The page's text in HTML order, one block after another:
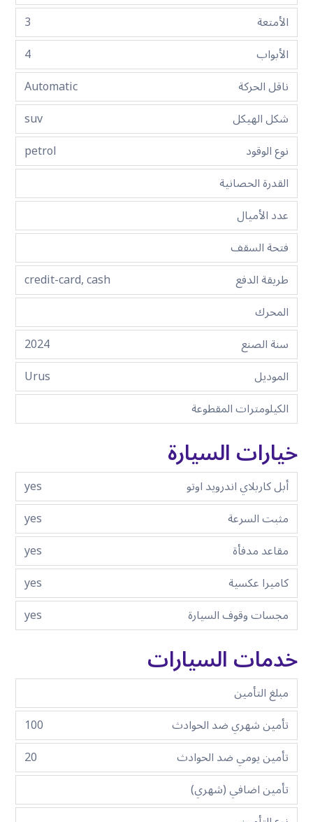
الأمتعة
3
الأبواب
4
ناقل الحركة
Automatic
شكل الهيكل
suv
نوع الوقود
petrol
القدرة الحصانية
عدد الأميال
فتحة السقف
طريقة الدفع
credit-card, cash
المحرك
سنة الصنع
2024
الموديل
Urus
الكيلومترات المقطوعة
خيارات السيارة
أبل كاربلاي اندرويد اوتو
yes
مثبت السرعة
yes
مقاعد مدفأة
yes
كاميرا عكسية
yes
مجسات وقوف السيارة
yes
خدمات السيارات
مبلغ التأمين
تأمين شهري ضد الحوادث
100
تأمين يومي ضد الحوادث
20
تأمين اضافي (شهري)